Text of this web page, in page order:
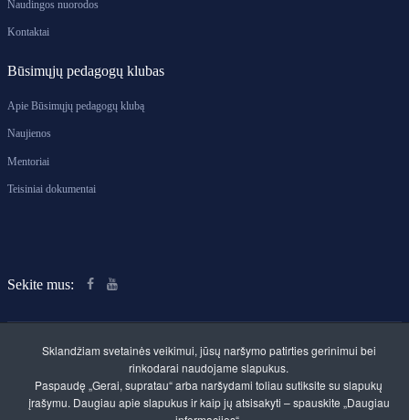
Sekite mus:
Klaipėdos rajono švietimo centras. Savivaldybės
biudžetinė įstaiga
Naudingos nuorodos
Kontaktai
Būsimųjų pedagogų klubas
Apie Būsimųjų pedagogų klubą
Naujienos
Mentoriai
Teisiniai dokumentai
Sklandžiam svetainės veikimui, jūsų naršymo patirties gerinimui bei
rinkodarai naudojame slapukus.
Paspaudę „Gerai, supratau“ arba naršydami toliau sutiksite su slapukų
įrašymu. Daugiau apie slapukus ir kaip jų atsisakyti – spauskite „Daugiau